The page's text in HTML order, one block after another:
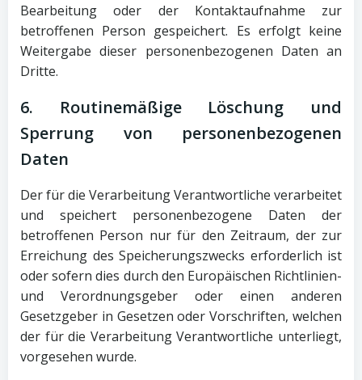
Bearbeitung oder der Kontaktaufnahme zur
betroffenen Person gespeichert. Es erfolgt keine
Weitergabe dieser personenbezogenen Daten an
Dritte.
6. Routinemäßige Löschung und
Sperrung von personenbezogenen
Daten
Der für die Verarbeitung Verantwortliche verarbeitet
und speichert personenbezogene Daten der
betroffenen Person nur für den Zeitraum, der zur
Erreichung des Speicherungszwecks erforderlich ist
oder sofern dies durch den Europäischen Richtlinien-
und Verordnungsgeber oder einen anderen
Gesetzgeber in Gesetzen oder Vorschriften, welchen
der für die Verarbeitung Verantwortliche unterliegt,
vorgesehen wurde.